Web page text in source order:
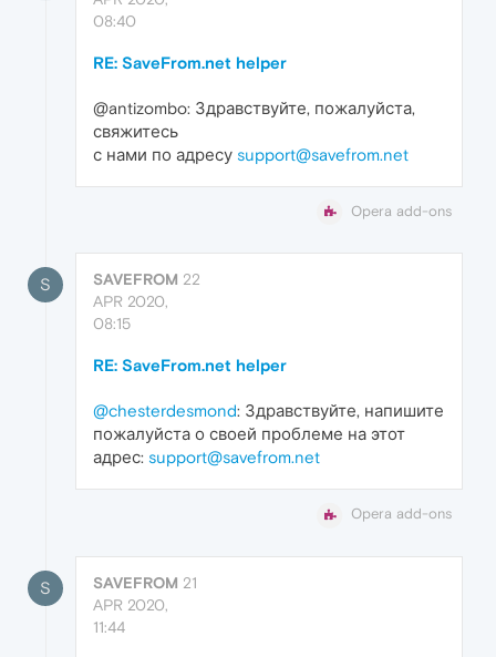
08:40
RE: SaveFrom.net helper
@antizombo: Здравствуйте, пожалуйста,
свяжитесь
с нами по адресу support@savefrom.net
Opera add-ons
S SAVEFROM 22
APR 2020,
08:15
RE: SaveFrom.net helper
@chesterdesmond: Здравствуйте, напишите
пожалуйста о своей проблеме на этот
адрес: support@savefrom.net
Opera add-ons
S SAVEFROM 21
APR 2020,
11:44